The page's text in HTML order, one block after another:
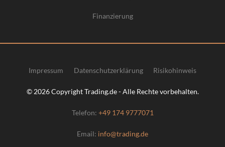
Finanzierung
© 2026 Copyright Trading.de - Alle Rechte vorbehalten.
Telefon: +49 174 9777071
Email: info@trading.de
Impressum Datenschutzerklärung Risikohinweis